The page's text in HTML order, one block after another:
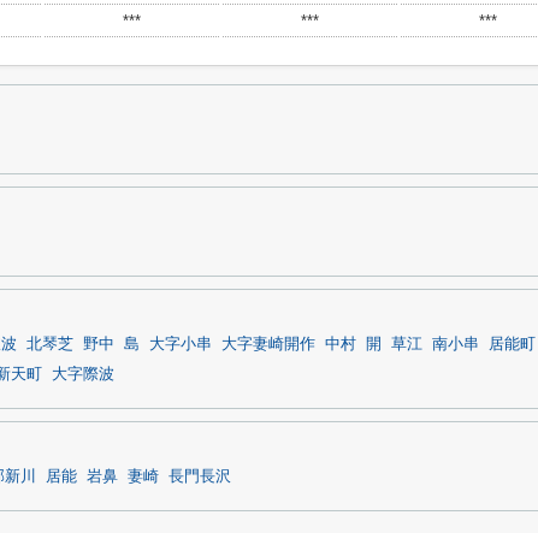
*** *** ***
北琴芝 野中 島 大字小串 大字妻崎開作 中村 開 草江 南小串 居能町
天町 大字際波
川 居能 岩鼻 妻崎 長門長沢